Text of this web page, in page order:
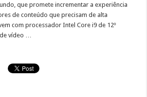
que promete incrementar a experiência
de conteúdo que precisam de alta
com processador Intel Core i9 de 12º
vídeo …